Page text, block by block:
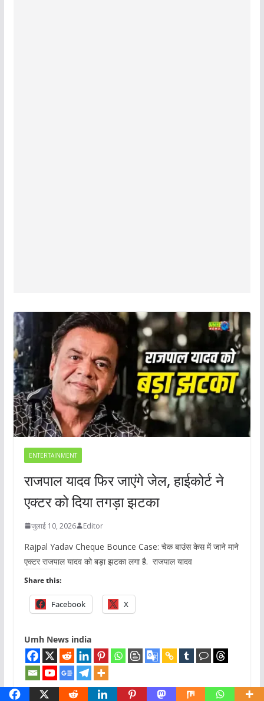
ENTERTAINMENT
राजपाल यादव फिर जाएंगे जेल, हाईकोर्ट ने
एक्टर को दिया तगड़ा झटका
जुलाई 10, 2026 Editor
Rajpal Yadav Cheque Bounce Case: चेक बाउंस केस में जाने माने
एक्टर राजपाल यादव को बड़ा झटका लगा है. राजपाल यादव
Share this:
Facebook X
Umh News india